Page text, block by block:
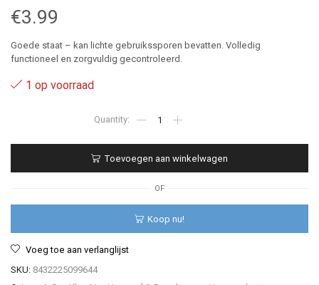
€3.99
Goede staat – kan lichte gebruikssporen bevatten. Volledig
functioneel en zorgvuldig gecontroleerd.
1 op voorraad
Colorsmetique
60
Toevoegen aan winkelwagen
OF
Koop nu!
Voeg toe aan verlanglijst
SKU: 8432225099644